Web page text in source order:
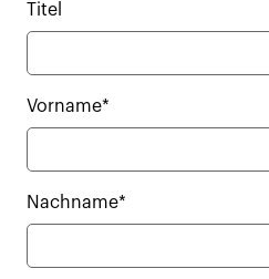
Titel
Vorname*
Nachname*